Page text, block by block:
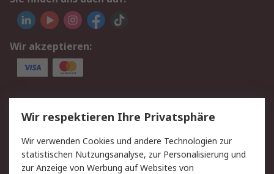
Wir akzeptieren:
Service
Value Added Services
Lieferlösungen
Rücksendungen
Kontakt
Hilfe
Privatkunden
Wir respektieren Ihre Privatsphäre
Wir verwenden Cookies und andere Technologien zur
statistischen Nutzungsanalyse, zur Personalisierung und
zur Anzeige von Werbung auf Websites von